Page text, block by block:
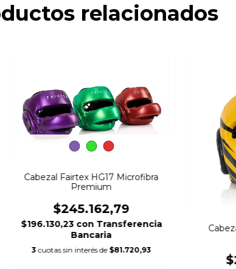
relacionados
Cabezal Fairtex HG17 Microfibra
Premium
$245.162,79
$196.130,23 con Transferencia
Bancaria
3 cuotas sin interés de $81.720,93